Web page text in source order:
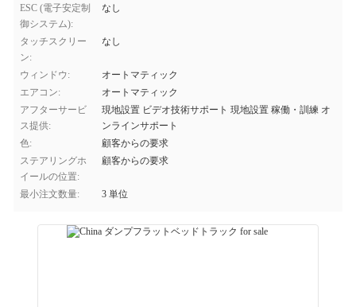
ESC (電子安定制
御システム):
なし
タッチスクリー
ン:
なし
ウィンドウ:
オートマティック
エアコン:
オートマティック
アフターサービ
ス提供:
現地設置 ビデオ技術サポート 現地設置 稼働・訓練 オ
ンラインサポート
色:
顧客からの要求
ステアリングホ
イールの位置:
顧客からの要求
最小注文数量: 3 単位